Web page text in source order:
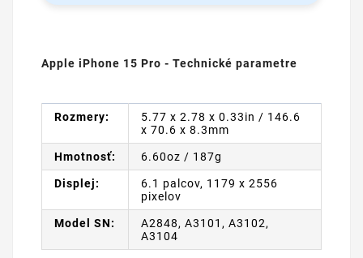
Apple iPhone 15 Pro - Technické parametre
Rozmery:
5.77 x 2.78 x 0.33in / 146.6
x 70.6 x 8.3mm
Hmotnosť: 6.60oz / 187g
Displej:
6.1 palcov, 1179 x 2556
pixelov
Model SN:
A2848, A3101, A3102,
A3104